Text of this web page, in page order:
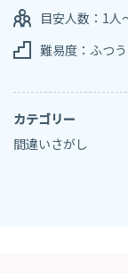
目安人数：1人
難易度：ふつう
カテゴリー
間違いさがし